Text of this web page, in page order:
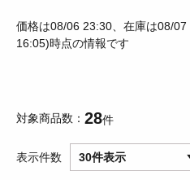
価格は08/06 23:30、在庫は08/
16:05)時点の情報です
対象商品数 28件
表示件数 30件表示